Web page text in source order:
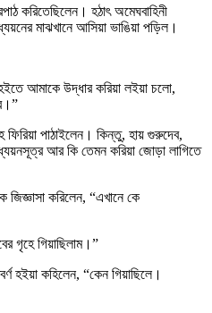
করিতেছিলেন। হঠাৎ অমেঘবাহিনী
মাঝখানে আসিয়া ভাঙিয়া পড়িল।
আমাকে উদ্ধার করিয়া লইয়া চলো,
ফিরিয়া পাঠাইলেন। কিন্তু, হায় গুরুদেব,
আর কি তেমন করিয়া জোড়া লাগিতে
জিজ্ঞাসা করিলেন, “এখানে কে
গৃহে গিয়াছিলাম।”
হইয়া কহিলেন, “কেন গিয়াছিলে।